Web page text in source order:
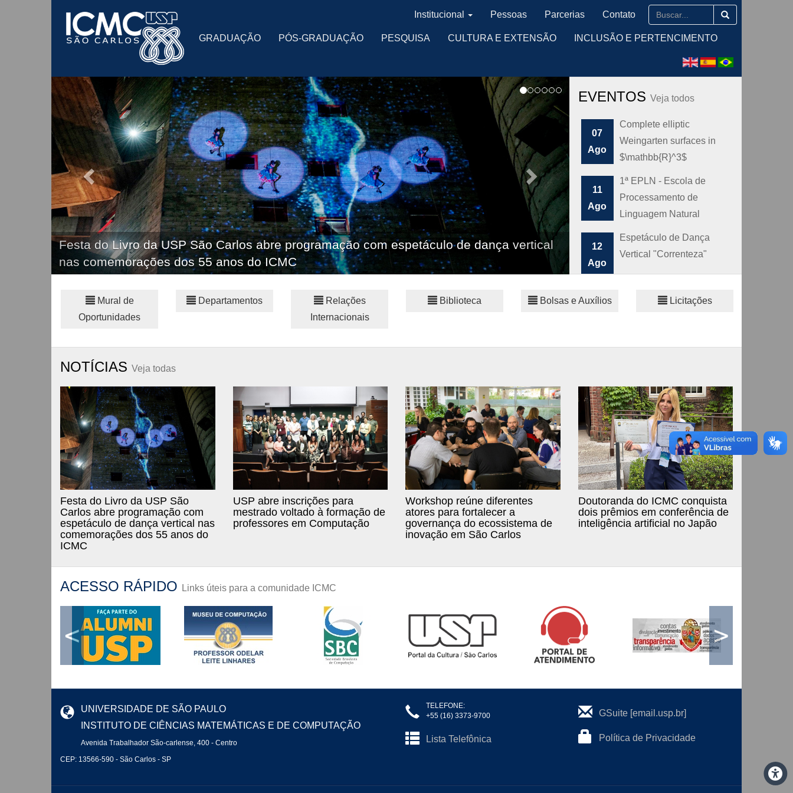
GRADUAÇÃO PÓS-GRADUAÇÃO PESQUISA CULTURA E EXTENSÃO INCLUSÃO E PERTENCIMENTO
Institucional Pessoas Parcerias Contato
Festa do Livro da USP São Carlos abre programação com espetáculo de dança vertical
nas comemorações dos 55 anos do ICMC
EVENTOS Veja todos
07
Ago
Complete elliptic
Weingarten surfaces in
$\mathbb{R}^3$
11
Ago
1ª EPLN - Escola de
Processamento de
Linguagem Natural
12
Ago
Espetáculo de Dança
Vertical "Correnteza"
14
Colação de Grau (2º
Mural de
Oportunidades
Departamentos
Relações
Internacionais
Biblioteca Bolsas e Auxílios Licitações
NOTÍCIAS Veja todas
Festa do Livro da USP São
Carlos abre programação com
espetáculo de dança vertical nas
comemorações dos 55 anos do
ICMC
USP abre inscrições para
mestrado voltado à formação de
professores em Computação
Workshop reúne diferentes
atores para fortalecer a
governança do ecossistema de
inovação em São Carlos
Doutoranda do ICMC conquista
dois prêmios em conferência de
inteligência artificial no Japão
ACESSO RÁPIDO Links úteis para a comunidade ICMC
< >
UNIVERSIDADE DE SÃO PAULO
INSTITUTO DE CIÊNCIAS MATEMÁTICAS E DE COMPUTAÇÃO
Avenida Trabalhador São-carlense, 400 - Centro
CEP: 13566-590 - São Carlos - SP
TELEFONE:
+55 (16) 3373-9700
Lista Telefônica
GSuite [email.usp.br]
Política de Privacidade